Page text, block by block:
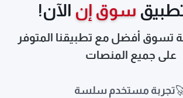
سوق إن الآن!
تسوق أفضل مع تطبيقنا المتوفر
على جميع المنصات
تجربة مستخدم سلسة